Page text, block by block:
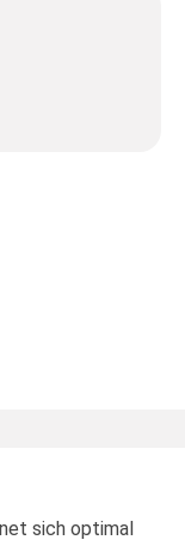
sich optimal